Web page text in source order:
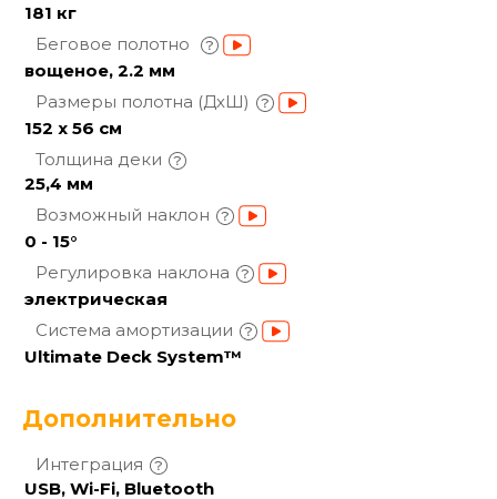
181 кг
Беговое полотно
вощеное, 2.2 мм
Размеры полотна (ДхШ)
152 х 56 см
Толщина деки
25,4 мм
Возможный наклон
0 - 15°
Регулировка наклона
электрическая
Система амортизации
Ultimate Deck System™
Дополнительно
Интеграция
USB, Wi-Fi, Bluetooth